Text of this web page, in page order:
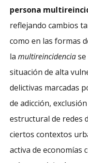
persona
reflejando cambios
como en las formas
la multireincidencia
situación de alta
delictivas marcadas
de adicción,
estructural de redes
ciertos contextos
activa de economías